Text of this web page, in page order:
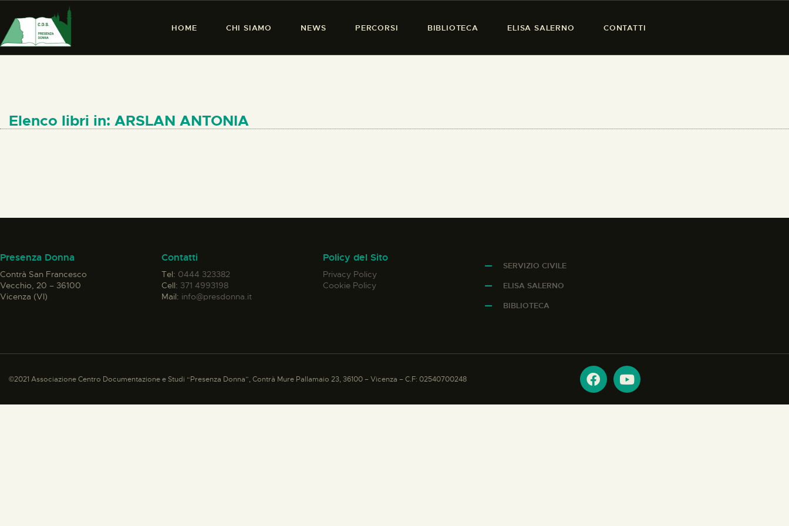
HOME CHI SIAMO NEWS PERCORSI BIBLIOTECA ELISA SALERNO CONTATTI
PRESENZA DONNA
Elenco libri in: ARSLAN ANTONIA
Presenza Donna
Contrà San Francesco
Vecchio, 20 – 36100
Vicenza (VI)
Contatti
Tel: 0444 323382
Cell: 371 4993198
Mail: info@presdonna.it
Policy del Sito
Privacy Policy
Cookie Policy
SERVIZIO CIVILE
ELISA SALERNO
BIBLIOTECA
©2021 Associazione Centro Documentazione e Studi “Presenza Donna”, Contrà Mure Pallamaio 23, 36100 – Vicenza – C.F: 02540700248